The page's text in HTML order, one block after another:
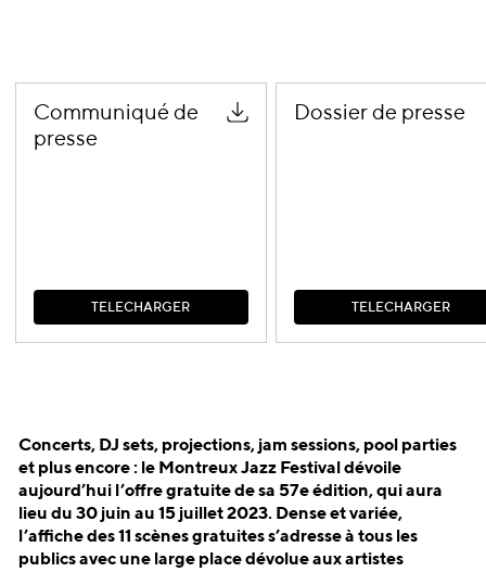
Communiqué de
presse
ÉLÉCHARG ER
TÉLÉCHARGER
Dossier de presse
ÉLÉCHARG ER
TÉLÉCHARGER
Concerts, DJ sets, projections, jam sessions, pool parties
et plus encore : le Montreux Jazz Festival dévoile
aujourd’hui l’offre gratuite de sa 57e édition, qui aura
lieu du 30 juin au 15 juillet 2023. Dense et variée,
l’affiche des 11 scènes gratuites s’adresse à tous les
publics avec une large place dévolue aux artistes